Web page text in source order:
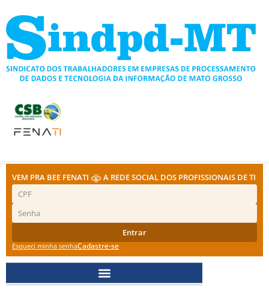
para
conteúdo
VEM PRA BEE FENATI A REDE SOCIAL DOS PROFISSIONAIS DE TI
Entrar
Esqueci minha senhaCadastre-se